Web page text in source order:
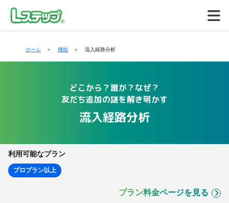
ホーム 機能 流入経路分析
どこから？誰が？なぜ？
友だち追加の謎を解き明かす
流入経路分析
利用可能なプラン
プロプラン以上
プラン料金ページを見る